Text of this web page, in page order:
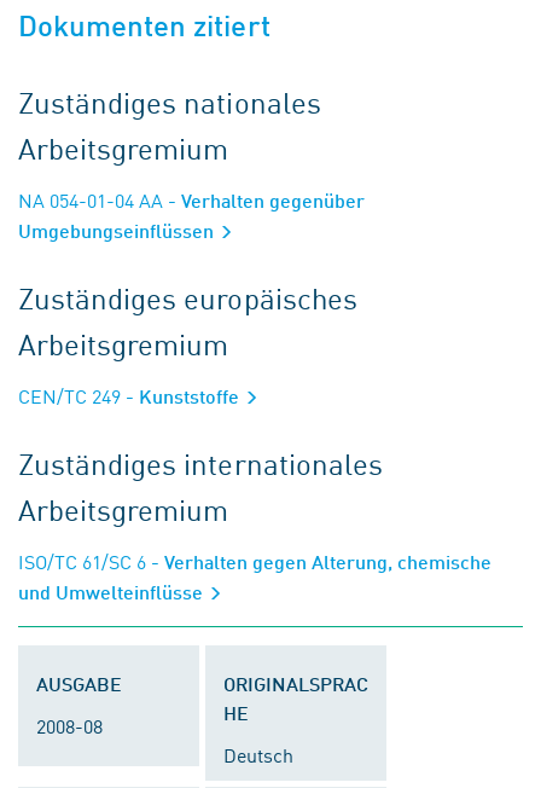
Dokumenten zitiert
Zuständiges nationales
Arbeitsgremium
NA 054-01-04 AA - Verhalten gegenüber
Umgebungseinflüssen
Zuständiges europäisches
Arbeitsgremium
CEN/TC 249 - Kunststoffe
Zuständiges internationales
Arbeitsgremium
ISO/TC 61/SC 6 - Verhalten gegen Alterung, chemische
und Umwelteinflüsse
AUSGABE
2008-08
ORIGINALSPRAC
HE
Deutsch